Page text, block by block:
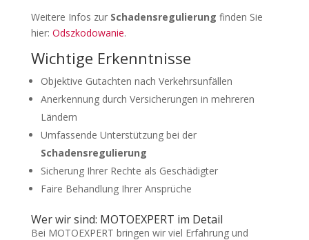
Weitere Infos zur Schadensregulierung finden Sie
hier: Odszkodowanie.
Wichtige Erkenntnisse
Objektive Gutachten nach Verkehrsunfällen
Anerkennung durch Versicherungen in mehreren
Ländern
Umfassende Unterstützung bei der
Schadensregulierung
Sicherung Ihrer Rechte als Geschädigter
Faire Behandlung Ihrer Ansprüche
Wer wir sind: MOTOEXPERT im Detail
Bei MOTOEXPERT bringen wir viel Erfahrung und